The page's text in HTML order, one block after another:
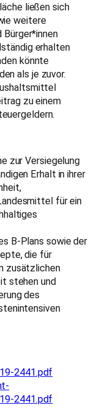
ließen sich
weitere
Bürger*innen
erhalten
könnte
als je zuvor.
zu einem
zur Versiegelung
Erhalt in ihrer
für ein
B-Plans sowie der
die für
zusätzlichen
stehen und
des
2441.pdf
2441.pdf